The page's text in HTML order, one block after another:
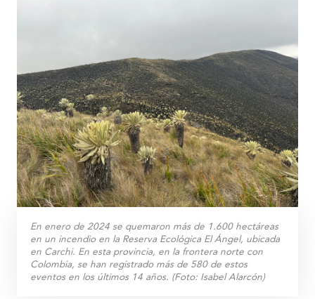
En enero de 2024 se quemaron más de 1.600 hectáreas
en un incendio en la Reserva Ecológica El Ángel, ubicada
en Carchi. En esta provincia, en la frontera norte con
Colombia, se han registrado más de 580 de estos
eventos en los últimos 14 años. (Foto: Isabel Alarcón)